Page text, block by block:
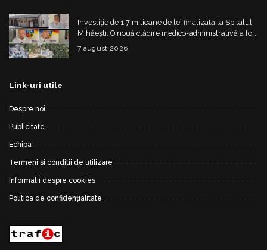
Investiție de 1,7 milioane de lei finalizată la Spitalul
Mihăești. O nouă clădire medico-administrativă a fost
construită
7 august 2026
Link-uri utile
Despre noi
Publicitate
Echipa
Termeni si conditii de utilizare
Informatii despre cookies
Politica de confidențialitate